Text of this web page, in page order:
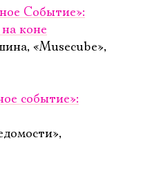
Событие»:
коне
«Musecube»,
событие»: